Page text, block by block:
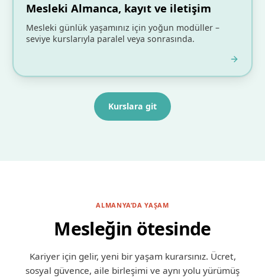
Mesleki Almanca, kayıt ve iletişim
Mesleki günlük yaşamınız için yoğun modüller –
seviye kurslarıyla paralel veya sonrasında.
Kurslara git
ALMANYA’DA YAŞAM
Mesleğin ötesinde
Kariyer için gelir, yeni bir yaşam kurarsınız. Ücret,
sosyal güvence, aile birleşimi ve aynı yolu yürümüş